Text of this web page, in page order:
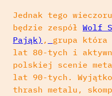
Jednak tego
będzie zespół Wolf
Pająk) ,
grupa która
lat 80-tych i
polskiej scenie
lat 90-tych.
thrash metalu,